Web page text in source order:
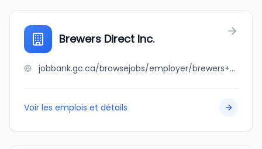
Brewers Direct Inc.
jobbank.gc.ca/browsejobs/employer/brewers+direct+inc./ca
Voir les emplois et détails